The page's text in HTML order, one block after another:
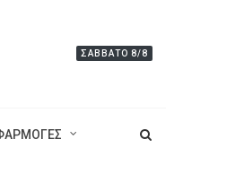
ΣΆΒΒΑΤΟ 8/8